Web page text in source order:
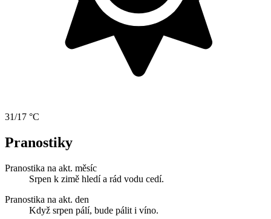
31/17 °C
Pranostiky
Pranostika na akt. měsíc
Srpen k zimě hledí a rád vodu cedí.
Pranostika na akt. den
Když srpen pálí, bude pálit i víno.